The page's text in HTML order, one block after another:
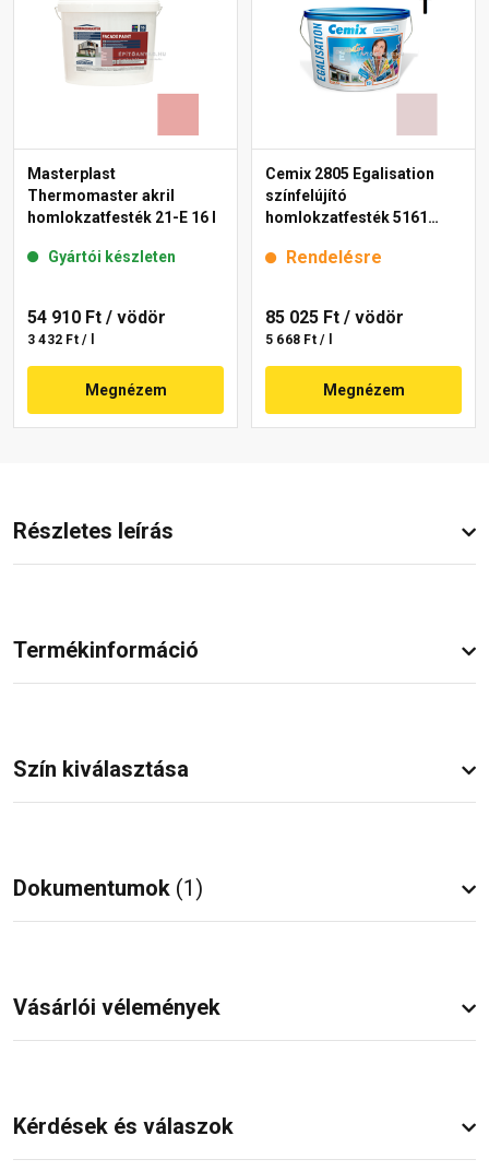
Masterplast
Thermomaster akril
homlokzatfesték 21-E 16 l
Gyártói készleten
54 910 Ft / vödör
3 432 Ft / l
Megnézem
Cemix 2805 Egalisation
színfelújító
homlokzatfesték 5161
Rendelésre
85 025 Ft / vödör
5 668 Ft / l
Megnézem
Részletes leírás
Termékinformáció
Szín kiválasztása
Dokumentumok (1)
Vásárlói vélemények
Kérdések és válaszok